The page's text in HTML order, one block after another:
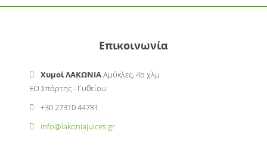
Επικοινωνία
Χυμοί ΛΑΚΩΝΙΑΑμύκλες, 4ο χλμ
ΕΟ Σπάρτης - Γυθείου
+30 27310 44781
info@lakoniajuices.gr